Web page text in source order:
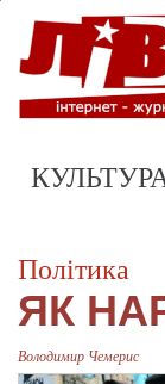
Політика
ЯК
Володимир Чемерис